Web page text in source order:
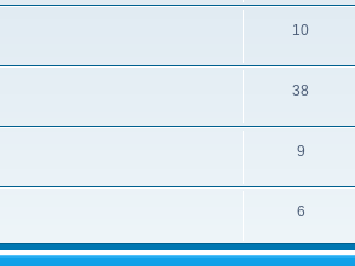
10
38
9
6